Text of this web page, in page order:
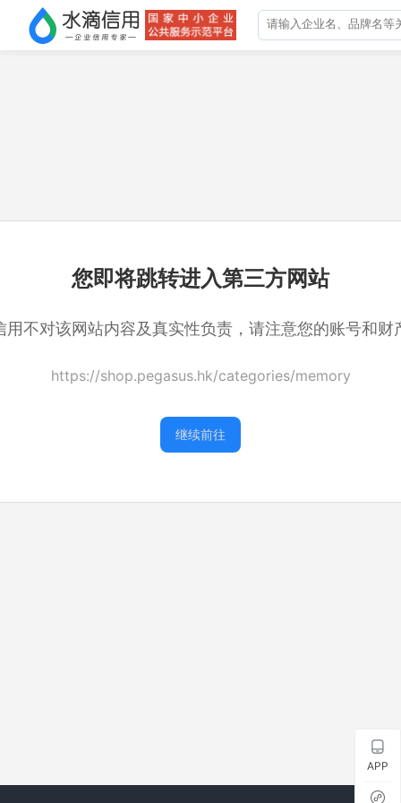
您即将跳转进入第三方网站
用不对该网站内容及真实性负责，请注意您的账号和财
https://shop.pegasus.hk/categories/memory
继续前往
APP